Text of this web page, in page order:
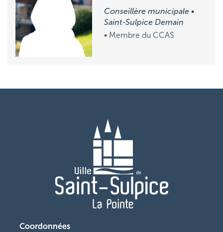
Conseillère municipale •
Saint-Sulpice Demain
• Membre du CCAS
Coordonnées